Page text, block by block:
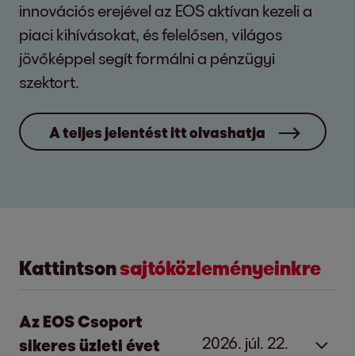
innovációs erejével az EOS aktívan kezeli a
piaci kihívásokat, és felelősen, világos
jövőképpel segít formálni a pénzügyi
szektort.
A teljes jelentést itt olvashatja
Kattintsonsajtóközleményeinkre
Az EOS Csoport
sikeres üzleti évet
2026. júl. 22.